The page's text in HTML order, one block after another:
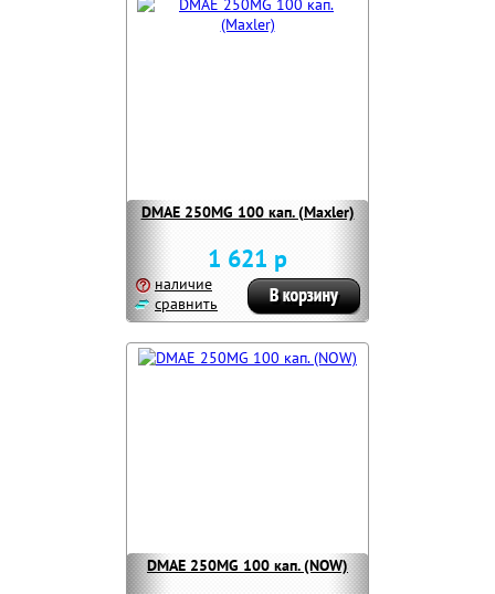
DMAE 250MG 100 кап. (Maxler)
1 621 р
наличие
сравнить
DMAE 250MG 100 кап. (NOW)